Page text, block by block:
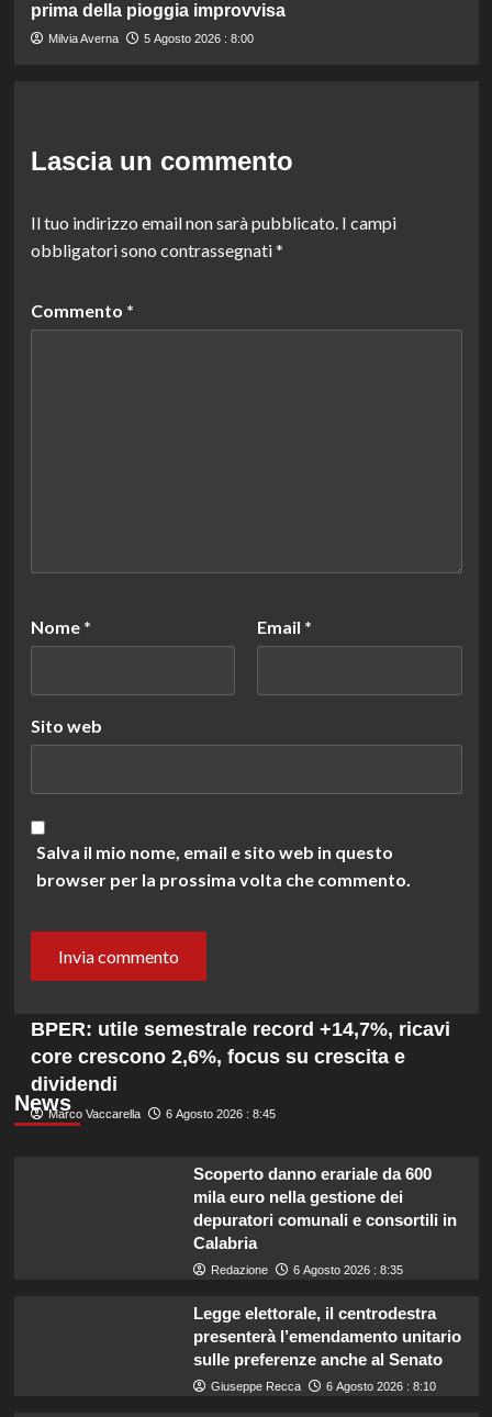
prima della pioggia improvvisa
Milvia Averna 5 Agosto 2026 : 8:00
Lascia un commento
Il tuo indirizzo email non sarà pubblicato. I campi
obbligatori sono contrassegnati*
Commento *
Nome * Email *
Sito web
Salva il mio nome, email e sito web in questo
browser per la prossima volta che commento.
News
BPER: utile semestrale record +14,7%, ricavi
core crescono 2,6%, focus su crescita e
dividendi
Marco Vaccarella 6 Agosto 2026 : 8:45
Scoperto danno erariale da 600
mila euro nella gestione dei
depuratori comunali e consortili in
Calabria
Redazione 6 Agosto 2026 : 8:35
Legge elettorale, il centrodestra
presenterà l’emendamento unitario
sulle preferenze anche al Senato
Giuseppe Recca 6 Agosto 2026 : 8:10